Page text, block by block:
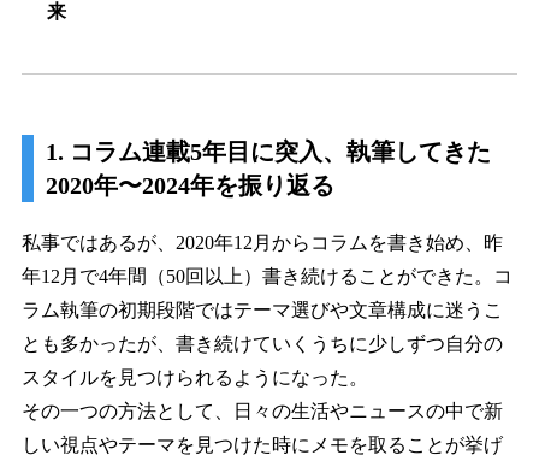
来
1. コラム連載5年目に突入、執筆してきた
2020年〜2024年を振り返る
私事ではあるが、2020年12月からコラムを書き始め、昨
年12月で4年間（50回以上）書き続けることができた。コ
ラム執筆の初期段階ではテーマ選びや文章構成に迷うこ
とも多かったが、書き続けていくうちに少しずつ自分の
スタイルを見つけられるようになった。
その一つの方法として、日々の生活やニュースの中で新
しい視点やテーマを見つけた時にメモを取ることが挙げ